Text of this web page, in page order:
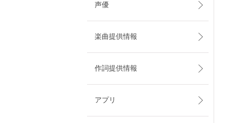
声優
楽曲提供情報
作詞提供情報
アプリ